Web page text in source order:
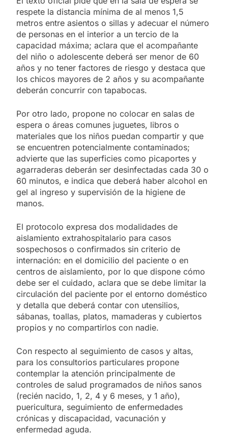
respete la distancia mínima de al menos 1,5
metros entre asientos o sillas y adecuar el número
de personas en el interior a un tercio de la
capacidad máxima; aclara que el acompañante
del niño o adolescente deberá ser menor de 60
años y no tener factores de riesgo y destaca que
los chicos mayores de 2 años y su acompañante
deberán concurrir con tapabocas.
Por otro lado, propone no colocar en salas de
espera o áreas comunes juguetes, libros o
materiales que los niños puedan compartir y que
se encuentren potencialmente contaminados;
advierte que las superficies como picaportes y
agarraderas deberán ser desinfectadas cada 30 o
60 minutos, e indica que deberá haber alcohol en
gel al ingreso y supervisión de la higiene de
manos.
El protocolo expresa dos modalidades de
aislamiento extrahospitalario para casos
sospechosos o confirmados sin criterio de
internación: en el domicilio del paciente o en
centros de aislamiento, por lo que dispone cómo
debe ser el cuidado, aclara que se debe limitar la
circulación del paciente por el entorno doméstico
y detalla que deberá contar con utensilios,
sábanas, toallas, platos, mamaderas y cubiertos
propios y no compartirlos con nadie.
Con respecto al seguimiento de casos y altas,
para los consultorios particulares propone
contemplar la atención principalmente de
controles de salud programados de niños sanos
(recién nacido, 1, 2, 4 y 6 meses, y 1 año),
puericultura, seguimiento de enfermedades
crónicas y discapacidad, vacunación y
enfermedad aguda.